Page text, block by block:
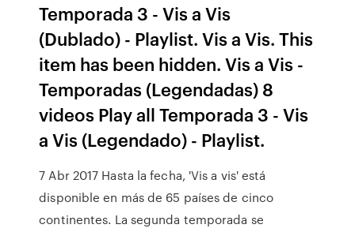
Temporada 3 - Vis a Vis
(Dublado) - Playlist. Vis a Vis. This
item has been hidden. Vis a Vis -
Temporadas (Legendadas) 8
videos Play all Temporada 3 - Vis
a Vis (Legendado) - Playlist.
7 Abr 2017 Hasta la fecha, 'Vis a vis' está
disponible en más de 65 países de cinco
continentes. La segunda temporada se